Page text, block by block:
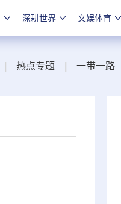
深耕世界 文娱体育
热点专题 一带一路